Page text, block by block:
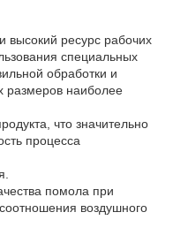
высокий ресурс рабочих
специальных
обработки и
размеров наиболее
что значительно
процесса
помола при
воздушного